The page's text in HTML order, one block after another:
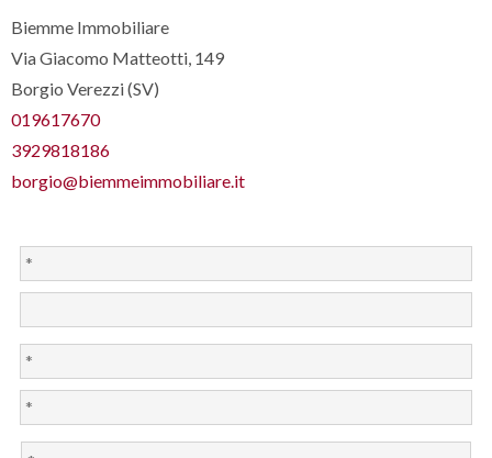
Biemme Immobiliare
Via Giacomo Matteotti, 149
Borgio Verezzi (SV)
019617670
3929818186
borgio@biemmeimmobiliare.it